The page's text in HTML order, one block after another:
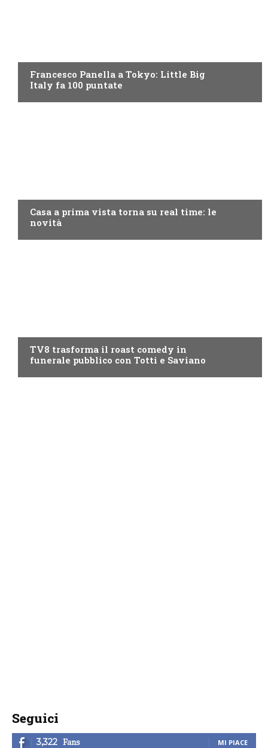
Francesco Panella a Tokyo: Little Big
Italy fa 100 puntate
Casa a prima vista torna su real time: le
novità
TV8 trasforma il roast comedy in
funerale pubblico con Totti e Saviano
Seguici
3,322 Fans MI PIACE